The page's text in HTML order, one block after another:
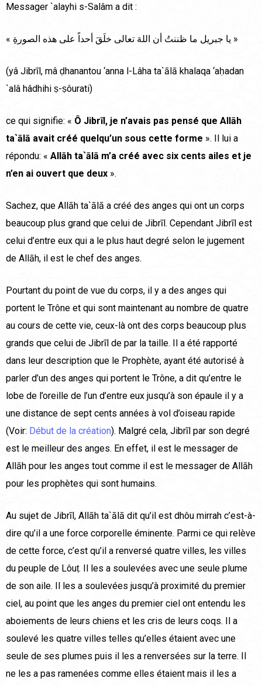
Messager `alayhi s-Salâm a dit :
« يا جبريل ما ظننتُ أن اللهَ تعالى خلَقَ أحداً على هذه الصورةِ »
(yâ Jibrīl, mâ ḍhanantou ‘anna l-Lâha ta`ālā khalaqa ‘aḥadan
`alâ hâdhihi ṣ-ṣôurati)
ce qui signifie: « Ô Jibrīl, je n’avais pas pensé que Allāh
ta`ālā avait créé quelqu’un sous cette forme ». Il lui a
répondu: « Allāh ta`ālā m’a créé avec six cents ailes et je
n’en ai ouvert que deux ».
Sachez, que Allāh ta`ālā a créé des anges qui ont un corps
beaucoup plus grand que celui de Jibrīl. Cependant Jibrīl est
celui d’entre eux qui a le plus haut degré selon le jugement
de Allāh, il est le chef des anges.
Pourtant du point de vue du corps, il y a des anges qui
portent le Trône et qui sont maintenant au nombre de quatre
au cours de cette vie, ceux-là ont des corps beaucoup plus
grands que celui de Jibrīl de par la taille. Il a été rapporté
dans leur description que le Prophète, ayant été autorisé à
parler d’un des anges qui portent le Trône, a dit qu’entre le
lobe de l’oreille de l’un d’entre eux jusqu’à son épaule il y a
une distance de sept cents années à vol d’oiseau rapide
(Voir: Début de la création). Malgré cela, Jibrīl par son degré
est le meilleur des anges. En effet, il est le messager de
Allāh pour les anges tout comme il est le messager de Allāh
pour les prophètes qui sont humains.
Au sujet de Jibrīl, Allāh ta`ālā dit qu’il est dhôu mirrah c’est-à-
dire qu’il a une force corporelle éminente. Parmi ce qui relève
de cette force, c’est qu’il a renversé quatre villes, les villes
du peuple de Lôuṭ. Il les a soulevées avec une seule plume
de son aile. Il les a soulevées jusqu’à proximité du premier
ciel, au point que les anges du premier ciel ont entendu les
aboiements de leurs chiens et les cris de leurs coqs. Il a
soulevé les quatre villes telles qu’elles étaient avec une
seule de ses plumes puis il les a renversées sur la terre. Il
ne les a pas ramenées comme elles étaient mais il les a